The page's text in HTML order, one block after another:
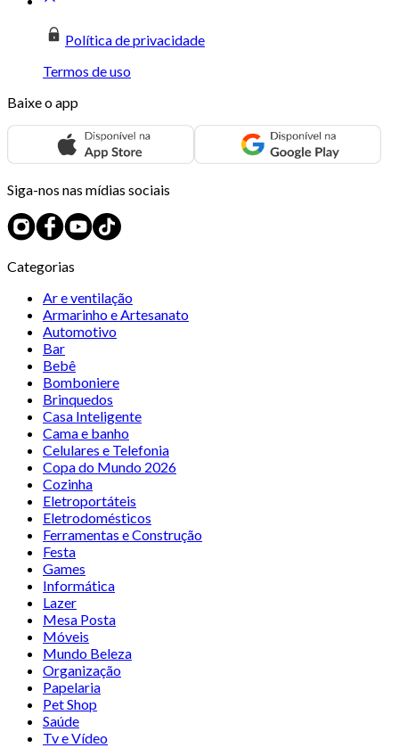
Política de privacidade
Termos de uso
Baixe o app
Siga-nos nas mídias sociais
Categorias
Ar e ventilação
Armarinho e Artesanato
Automotivo
Bar
Bebê
Bomboniere
Brinquedos
Casa Inteligente
Cama e banho
Celulares e Telefonia
Copa do Mundo 2026
Cozinha
Eletroportáteis
Eletrodomésticos
Ferramentas e Construção
Festa
Games
Informática
Lazer
Mesa Posta
Móveis
Mundo Beleza
Organização
Papelaria
Pet Shop
Saúde
Tv e Vídeo